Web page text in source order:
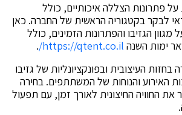
פתרונות הצללה איכותיים, כולל
לבקר בקטגוריה הראשית של החברה. כאן
הגזיבו והפתרונות הזמינים, כולל
ימות השנה https://qtent.co.il/
.
העיצובית ובפונקציונליות של גזיבו
האירוע והנוחות של המשתתפים. בחירה
החוויה החיצונית לאורך זמן, עם תפעול